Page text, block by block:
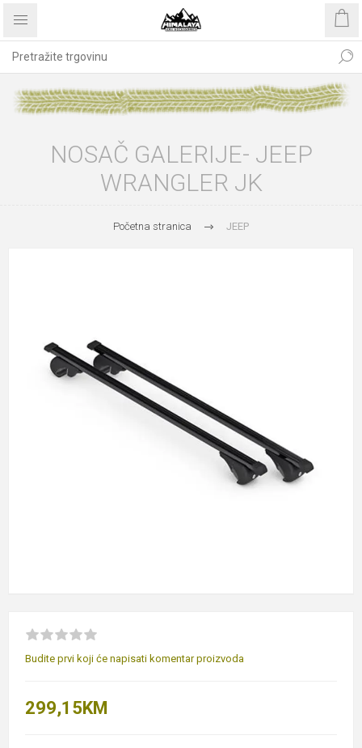
NOSAČ GALERIJE- JEEP
WRANGLER JK
Početna stranica JEEP
Budite prvi koji će napisati komentar proizvoda
299,15KM